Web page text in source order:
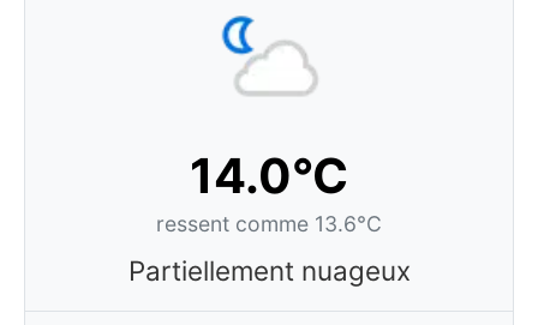
14.0°C
ressent comme 13.6°C
Partiellement nuageux